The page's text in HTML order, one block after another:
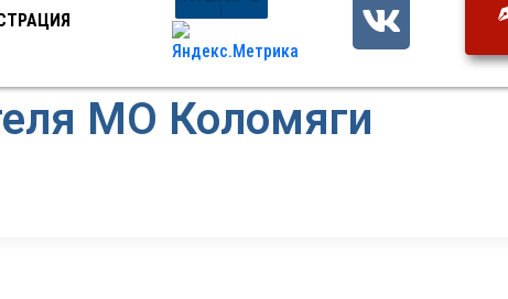
МО Коломяги